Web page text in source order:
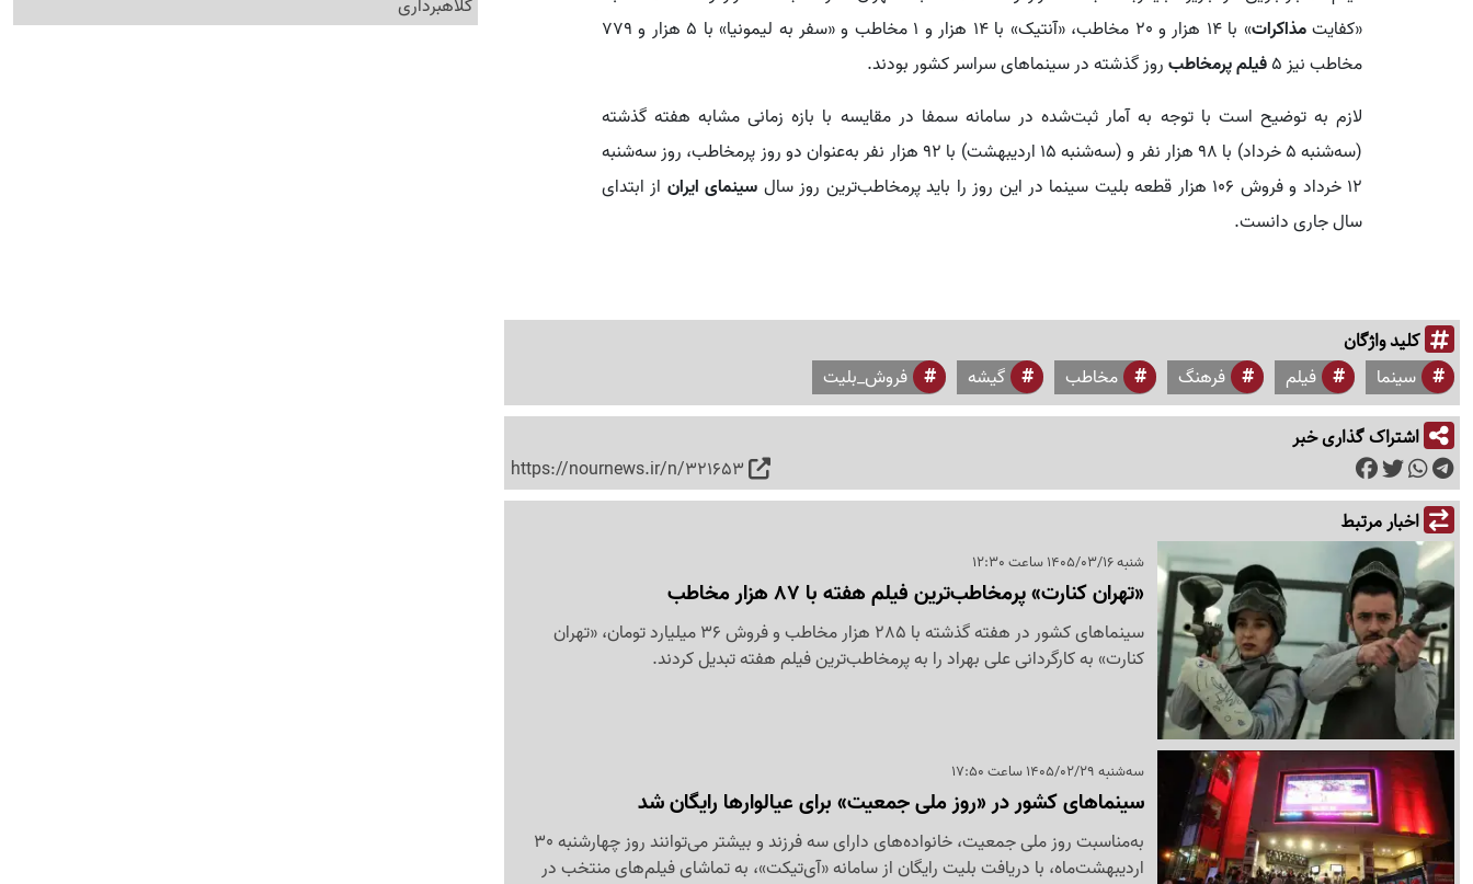
«کفایتمذاکرات
» با 14 هزار و 20 مخاطب، «آنتیک» با 14 هزار و 1 مخاطب و «سفر به لیمونیا» با 5 هزار و 779
مخاطب نیز 5
فیلم پرمخاطبروز گذشته در سینماهای سراسر کشور بودند.
لازم به توضیح است با توجه به آمار ثبت‌شده در سامانه سمفا در مقایسه با بازه زمانی مشابه هفته گذشته
(سه‌شنبه 5 خرداد) با 98 هزار نفر و (سه‌شنبه 15 اردیبهشت) با 92 هزار نفر به‌عنوان دو روز پرمخاطب، روز سه‌شنبه
12 خرداد و فروش 106 هزار قطعه بلیت سینما در این روز را باید پرمخاطب‌ترین روز سال
سینمای ایران از ابتدای
سال جاری دانست.
کلید واژگان
سینما فیلم فرهنگ مخاطب گیشه فروش_بلیت
اشتراک گذاری خبر
https://nournews.ir/n/321653
اخبار مرتبط
شنبه 1405/03/16 ساعت 12:30
«تهران کنارت» پرمخاطب‌ترین فیلم هفته با 87 هزار مخاطب
سینماهای کشور در هفته گذشته با 285 هزار مخاطب و فروش 36 میلیارد تومان، «تهران
کنارت» به کارگردانی علی بهراد را به پرمخاطب‌ترین فیلم هفته تبدیل کردند.
سه‌شنبه 1405/02/29 ساعت 17:50
سینماهای کشور در «روز ملی جمعیت» برای عیالوارها رایگان شد
به‌مناسبت روز ملی جمعیت، خانواده‌های دارای سه فرزند و بیشتر می‌توانند روز چهارشنبه 30
اردیبهشت‌ماه، با دریافت بلیت رایگان از سامانه «آی‌تیکت»، به تماشای فیلم‌های منتخب در
کلاهبرداری